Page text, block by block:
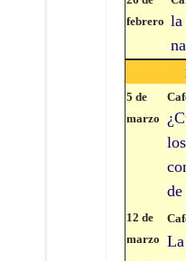
febrero la
5 de
marzo
12 de
marzo